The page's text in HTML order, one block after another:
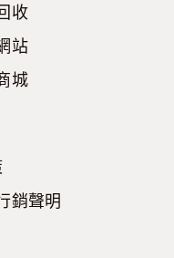
收
站
城
銷聲明